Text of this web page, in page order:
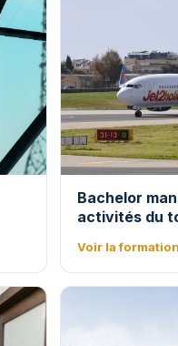
Bachelor
activités du
Voir la